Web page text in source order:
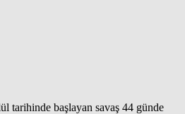
tarihinde başlayan savaş 44 günde